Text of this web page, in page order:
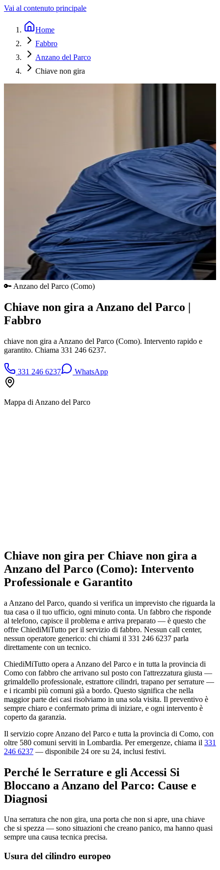
Vai al contenuto principale
Home
Fabbro
Anzano del Parco
Chiave non gira
🔑 Anzano del Parco (Como)
Chiave non gira a Anzano del Parco |
Fabbro
chiave non gira a Anzano del Parco (Como). Intervento rapido e
garantito. Chiama 331 246 6237.
331 246 6237 WhatsApp
Mappa di Anzano del Parco
Chiave non gira per Chiave non gira a
Anzano del Parco (Como): Intervento
Professionale e Garantito
a Anzano del Parco, quando si verifica un imprevisto che riguarda la
tua casa o il tuo ufficio, ogni minuto conta. Un fabbro che risponde
al telefono, capisce il problema e arriva preparato — è questo che
offre ChiediMiTutto per il servizio di fabbro. Nessun call center,
nessun operatore generico: chi chiami il 331 246 6237 parla
direttamente con un tecnico.
ChiediMiTutto opera a Anzano del Parco e in tutta la provincia di
Como con fabbro che arrivano sul posto con l'attrezzatura giusta —
grimaldello professionale, estrattore cilindri, trapano per serrature —
e i ricambi più comuni già a bordo. Questo significa che nella
maggior parte dei casi risolviamo in una sola visita. Il preventivo è
sempre chiaro e confermato prima di iniziare, e ogni intervento è
coperto da garanzia.
Il servizio copre Anzano del Parco e tutta la provincia di Como, con
oltre 580 comuni serviti in Lombardia. Per emergenze, chiama il 331
246 6237 — disponibile 24 ore su 24, inclusi festivi.
Perché le Serrature e gli Accessi Si
Bloccano a Anzano del Parco: Cause e
Diagnosi
Una serratura che non gira, una porta che non si apre, una chiave
che si spezza — sono situazioni che creano panico, ma hanno quasi
sempre una causa tecnica precisa.
Usura del cilindro europeo